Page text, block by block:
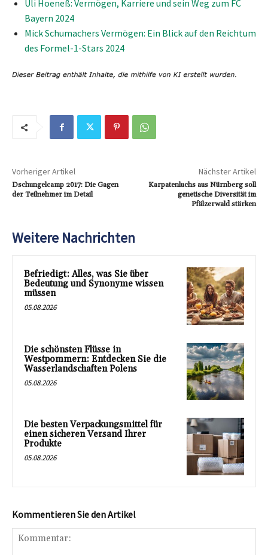
Uli Hoeneß: Vermögen, Karriere und sein Weg zum FC
Bayern 2024
Mick Schumachers Vermögen: Ein Blick auf den Reichtum
des Formel-1-Stars 2024
Vorheriger Artikel
Dschungelcamp 2017: Die Gagen
der Teilnehmer im Detail
Nächster Artikel
Karpatenluchs aus Nürnberg soll
genetische Diversität im
Pfälzerwald stärken
Weitere Nachrichten
Befriedigt: Alles, was Sie über
Bedeutung und Synonyme wissen
müssen
05.08.2026
Die schönsten Flüsse in
Westpommern: Entdecken Sie die
Wasserlandschaften Polens
05.08.2026
Die besten Verpackungsmittel für
einen sicheren Versand Ihrer
Produkte
05.08.2026
Kommentieren Sie den Artikel